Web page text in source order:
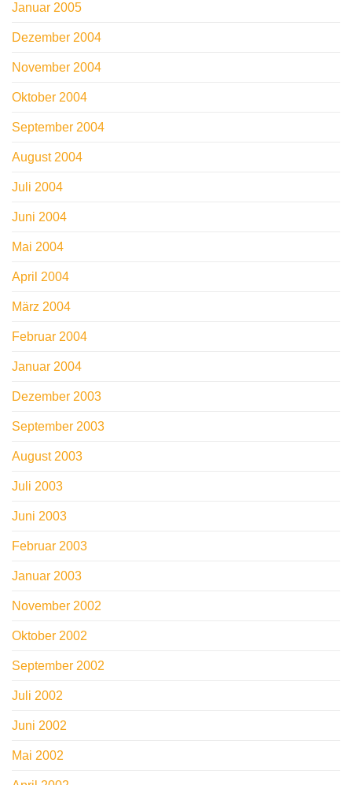
Januar 2005
Dezember 2004
November 2004
Oktober 2004
September 2004
August 2004
Juli 2004
Juni 2004
Mai 2004
April 2004
März 2004
Februar 2004
Januar 2004
Dezember 2003
September 2003
August 2003
Juli 2003
Juni 2003
Februar 2003
Januar 2003
November 2002
Oktober 2002
September 2002
Juli 2002
Juni 2002
Mai 2002